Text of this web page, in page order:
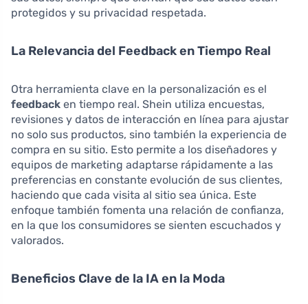
protegidos y su privacidad respetada.
La Relevancia del Feedback en Tiempo Real
Otra herramienta clave en la personalización es el
feedback en tiempo real. Shein utiliza encuestas,
revisiones y datos de interacción en línea para ajustar
no solo sus productos, sino también la experiencia de
compra en su sitio. Esto permite a los diseñadores y
equipos de marketing adaptarse rápidamente a las
preferencias en constante evolución de sus clientes,
haciendo que cada visita al sitio sea única. Este
enfoque también fomenta una relación de confianza,
en la que los consumidores se sienten escuchados y
valorados.
Beneficios Clave de la IA en la Moda